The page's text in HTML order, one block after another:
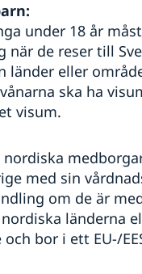
under 18 år
när de reser till
länder eller
ska ha
visum.
med sin
om de är
länderna
bor i ett EU-/